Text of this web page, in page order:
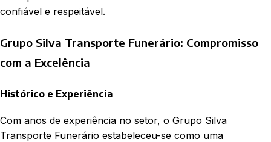
confiável e respeitável.
Grupo Silva Transporte Funerário: Compromisso
com a Excelência
Histórico e Experiência
Com anos de experiência no setor, o Grupo Silva
Transporte Funerário estabeleceu-se como uma